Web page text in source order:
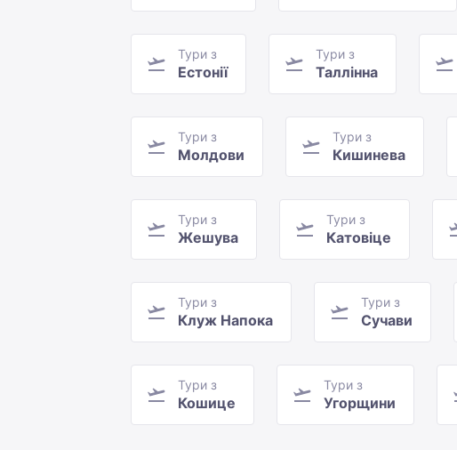
Тури з
Естонії
Тури з
Таллінна
Тури з
Молдови
Тури з
Кишинева
Тури з
Жешува
Тури з
Катовіце
Тури з
Клуж Напока
Тури з
Сучави
Тури з
Кошице
Тури з
Угорщини